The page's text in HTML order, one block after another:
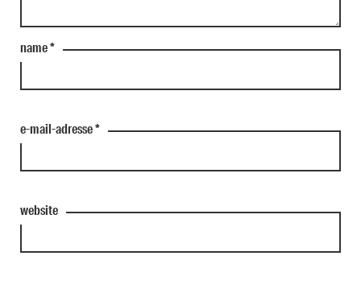
name*
e-mail-adresse*
website